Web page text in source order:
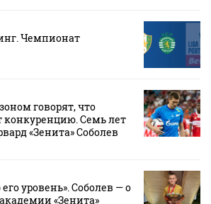
Чемпионат
говорят, что
конкуренцию. Семь лет
«Зенита» Соболев
уровень». Соболев — о
«Зенита»